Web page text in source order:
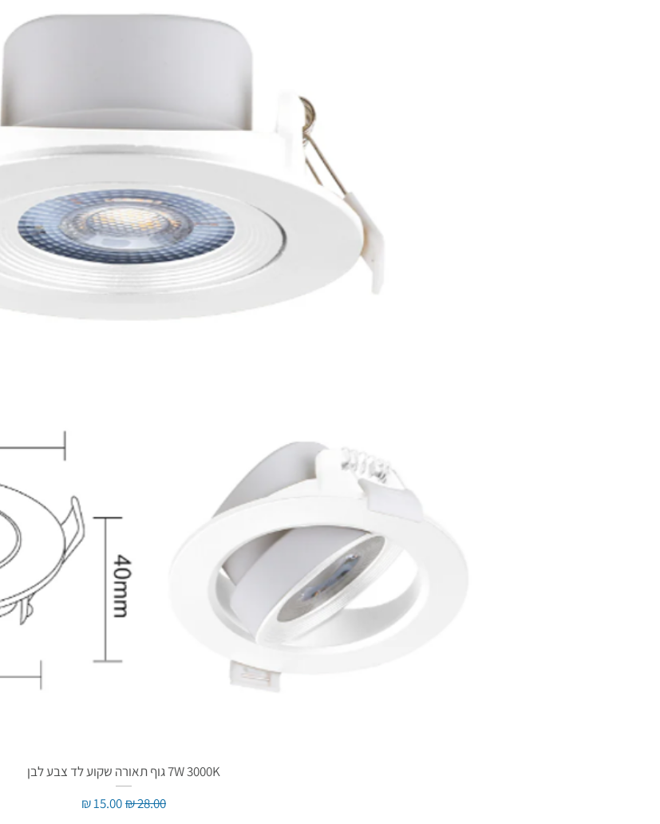
7W 3000K גוף תאורה שקוע לד צבע לבן
מחיר רגילמחיר מבצע